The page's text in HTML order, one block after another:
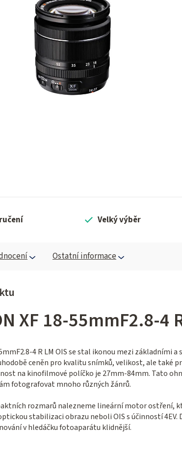
Velký výběr
Ostatní informace
XF 18-55mmF2.8-4
4 R LM OIS se stal ikonou mezi základními
ceněn pro kvalitu snímků, velikost, ale také
na kinofilmové políčko je 27mm-84mm. Tato
fotografovat mnoho různých žánrů.
rozmarů nalezneme lineární motor ostření,
stabilizaci obrazu neboli OIS s účinností 4EV.
v hledáčku fotoaparátu klidnější.